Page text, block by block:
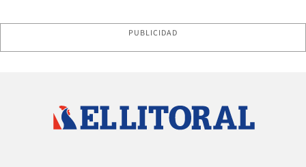
PUBLICIDAD